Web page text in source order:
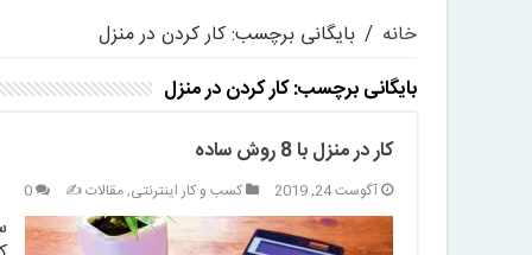
خانه / بایگانی برچسب: کار کردن در منزل
بایگانی برچسب:کار کردن در منزل
کار در منزل با 8 روش ساده
آگوست 24, 2019 کسب و کار اینترنتی,مقالات ✍️ 0